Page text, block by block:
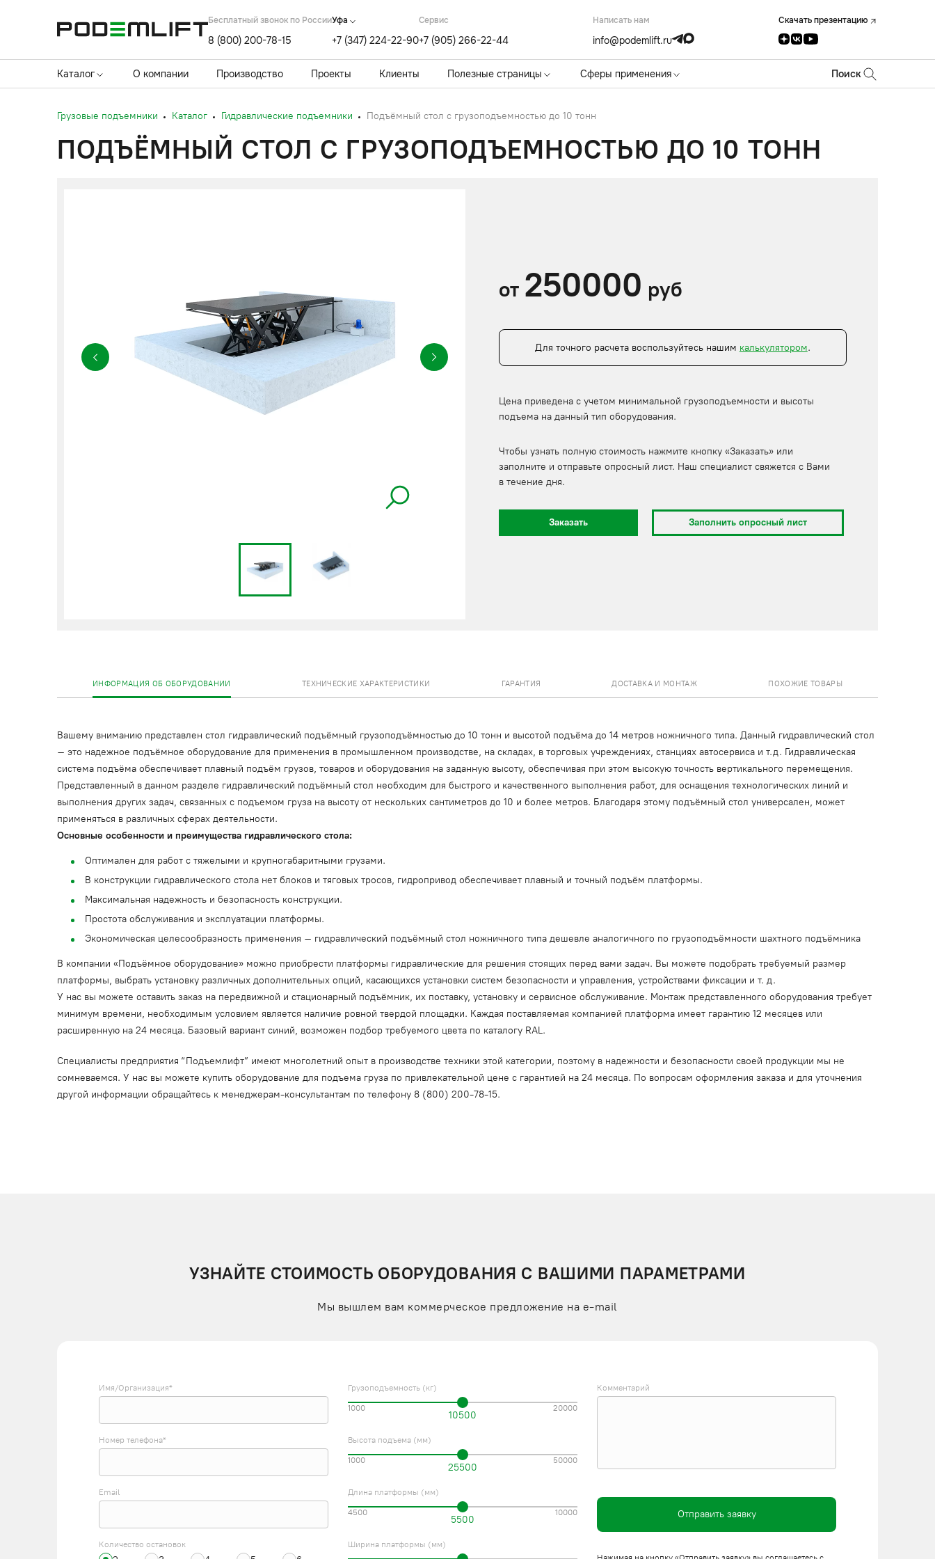
Бесплатный звонок по России
8 (800) 200-78-15
Уфа
+7 (347) 224-22-90
Cервис
+7 (905) 266-22-44
Написать нам
info@podemlift.ru
Скачать презентацию
Каталог О компании Производство Проекты Клиенты Полезные страницы Сферы применения Поиск
Грузовые подъемники Каталог Гидравлические подъемники Подъёмный стол с грузоподъемностью до 10 тонн
ПОДЪЁМНЫЙ СТОЛ С ГРУЗОПОДЪЕМНОСТЬЮ ДО 10 ТОНН
от 250000 руб
Для точного расчета воспользуйтесь нашим калькулятором.
Цена приведена с учетом минимальной грузоподъемности и высоты
подъема на данный тип оборудования.
Чтобы узнать полную стоимость нажмите кнопку «Заказать» или
заполните и отправьте опросный лист. Наш специалист свяжется с Вами
в течение дня.
Заказать Заполнить опросный лист
ИНФОРМАЦИЯ ОБ ОБОРУДОВАНИИ ТЕХНИЧЕСКИЕ ХАРАКТЕРИСТИКИ ГАРАНТИЯ ДОСТАВКА И МОНТАЖ ПОХОЖИЕ ТОВАРЫ
Вашему вниманию представлен стол гидравлический подъёмный грузоподъёмностью до 10 тонн и высотой подъёма до 14 метров ножничного типа. Данный гидравлический стол
– это надежное подъёмное оборудование для применения в промышленном производстве, на складах, в торговых учреждениях, станциях автосервиса и т.д. Гидравлическая
система подъёма обеспечивает плавный подъём грузов, товаров и оборудования на заданную высоту, обеспечивая при этом высокую точность вертикального перемещения.
Представленный в данном разделе гидравлический подъёмный стол необходим для быстрого и качественного выполнения работ, для оснащения технологических линий и
выполнения других задач, связанных с подъемом груза на высоту от нескольких сантиметров до 10 и более метров. Благодаря этому подъёмный стол универсален, может
применяться в различных сферах деятельности.
Основные особенности и преимущества гидравлического стола:
Оптимален для работ с тяжелыми и крупногабаритными грузами.
В конструкции гидравлического стола нет блоков и тяговых тросов, гидропривод обеспечивает плавный и точный подъём платформы.
Максимальная надежность и безопасность конструкции.
Простота обслуживания и эксплуатации платформы.
Экономическая целесообразность применения – гидравлический подъёмный стол ножничного типа дешевле аналогичного по грузоподъёмности шахтного подъёмника
В компании «Подъёмное оборудование» можно приобрести платформы гидравлические для решения стоящих перед вами задач. Вы можете подобрать требуемый размер
платформы, выбрать установку различных дополнительных опций, касающихся установки систем безопасности и управления, устройствами фиксации и т. д.
У нас вы можете оставить заказ на передвижной и стационарный подъёмник, их поставку, установку и сервисное обслуживание. Монтаж представленного оборудования требует
минимум времени, необходимым условием является наличие ровной твердой площадки. Каждая поставляемая компанией платформа имеет гарантию 12 месяцев или
расширенную на 24 месяца. Базовый вариант синий, возможен подбор требуемого цвета по каталогу RAL.
Специалисты предприятия “Подъемлифт” имеют многолетний опыт в производстве техники этой категории, поэтому в надежности и безопасности своей продукции мы не
сомневаемся. У нас вы можете купить оборудование для подъема груза по привлекательной цене с гарантией на 24 месяца. По вопросам оформления заказа и для уточнения
другой информации обращайтесь к менеджерам-консультантам по телефону 8 (800) 200-78-15.
УЗНАЙТЕ СТОИМОСТЬ ОБОРУДОВАНИЯ С ВАШИМИ ПАРАМЕТРАМИ
Мы вышлем вам коммерческое предложение на e-mail
Имя/Организация*
Номер телефона*
Email
Количество остановок
Грузоподъемность (кг)
10500
1000 20000
Высота подъема (мм)
25500
1000 50000
Длина платформы (мм)
5500
4500 10000
Ширина платформы (мм)
Комментарий
Отправить заявку